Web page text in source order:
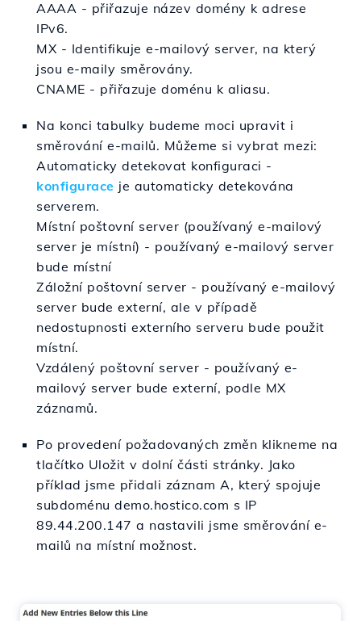
AAAA - přiřazuje název domény k adrese
IPv6.
MX - Identifikuje e-mailový server, na který
jsou e-maily směrovány.
CNAME - přiřazuje doménu k aliasu.
Na konci tabulky budeme moci upravit i
směrování e-mailů. Můžeme si vybrat mezi:
Automaticky detekovat konfiguraci -
konfigurace je automaticky detekována
serverem.
Místní poštovní server (používaný e-mailový
server je místní) - používaný e-mailový server
bude místní
Záložní poštovní server - používaný e-mailový
server bude externí, ale v případě
nedostupnosti externího serveru bude použit
místní.
Vzdálený poštovní server - používaný e-
mailový server bude externí, podle MX
záznamů.
Po provedení požadovaných změn klikneme na
tlačítko Uložit v dolní části stránky. Jako
příklad jsme přidali záznam A, který spojuje
subdoménu demo.hostico.com s IP
89.44.200.147 a nastavili jsme směrování e-
mailů na místní možnost.